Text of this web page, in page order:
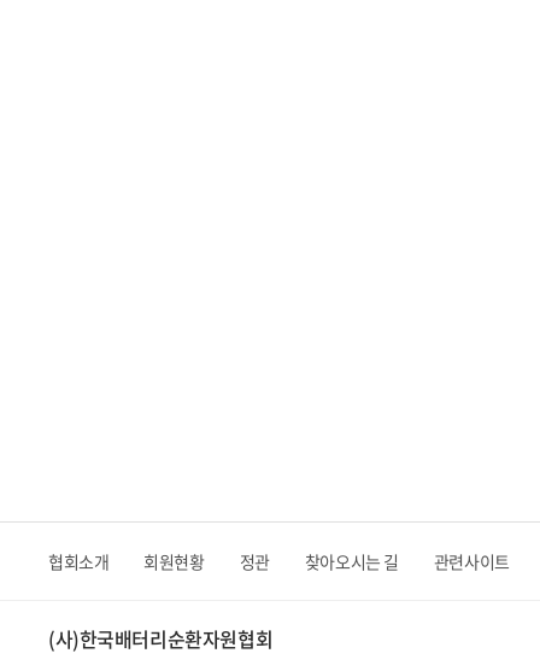
협회소개 회원현황 정관 찾아오시는 길 관련사이트
(사)한국배터리순환자원협회